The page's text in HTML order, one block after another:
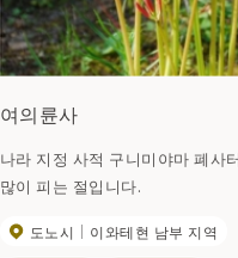
여의륜사
나라 지정 사적 구니미야마 폐사
많이 피는 절입니다.
도노시 이와테현 남부 지역